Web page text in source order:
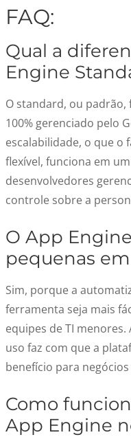
FAQ:
Qual a
Engine
O standard, ou
100% gerenciado pelo
escalabilidade, o que o
flexível, funciona em
desenvolvedores
controle sobre a
O App
pequenas
Sim, porque a
ferramenta seja mais
equipes de TI
uso faz com que a
benefício para
Como
App Engine